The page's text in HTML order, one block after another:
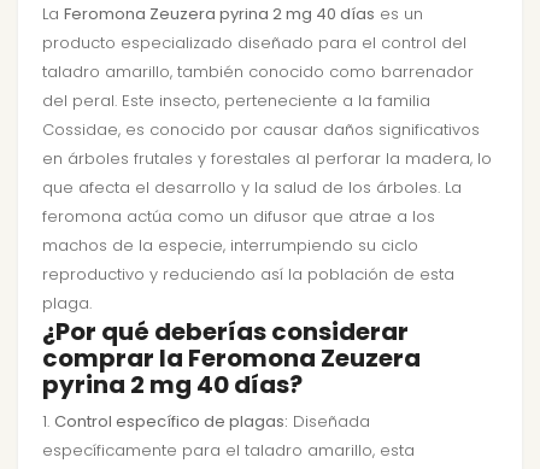
La Feromona Zeuzera pyrina 2 mg 40 días es un
producto especializado diseñado para el control del
taladro amarillo, también conocido como barrenador
del peral. Este insecto, perteneciente a la familia
Cossidae, es conocido por causar daños significativos
en árboles frutales y forestales al perforar la madera, lo
que afecta el desarrollo y la salud de los árboles. La
feromona actúa como un difusor que atrae a los
machos de la especie, interrumpiendo su ciclo
reproductivo y reduciendo así la población de esta
plaga.
¿Por qué deberías considerar
comprar la Feromona Zeuzera
pyrina 2 mg 40 días?
1. Control específico de plagas: Diseñada
específicamente para el taladro amarillo, esta